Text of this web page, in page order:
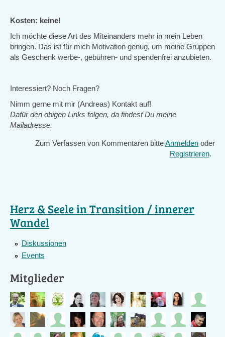
Kosten: keine!
Ich möchte diese Art des Miteinanders mehr in mein Leben
bringen. Das ist für mich Motivation genug, um meine Gruppen
als Geschenk werbe-, gebühren- und spendenfrei anzubieten.
Interessiert? Noch Fragen?
Nimm gerne mit mir (Andreas) Kontakt auf!
Dafür den obigen Links folgen, da findest Du meine
Mailadresse.
Zum Verfassen von Kommentaren bitteAnmelden oder
Registrieren.
Herz & Seele in Transition / innerer
Wandel
Diskussionen
Events
Mitglieder